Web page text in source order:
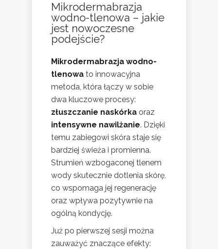
Mikrodermabrazja
wodno-tlenowa – jakie
jest nowoczesne
podejście?
Mikrodermabrazja wodno-
tlenowa to innowacyjna
metoda, która łączy w sobie
dwa kluczowe procesy:
złuszczanie naskórka oraz
intensywne nawilżanie. Dzięki
temu zabiegowi skóra staje się
bardziej świeża i promienna.
Strumień wzbogaconej tlenem
wody skutecznie dotlenia skórę,
co wspomaga jej regenerację
oraz wpływa pozytywnie na
ogólną kondycję.
Już po pierwszej sesji można
zauważyć znaczące efekty: